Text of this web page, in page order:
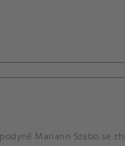
Mariann Szabo se